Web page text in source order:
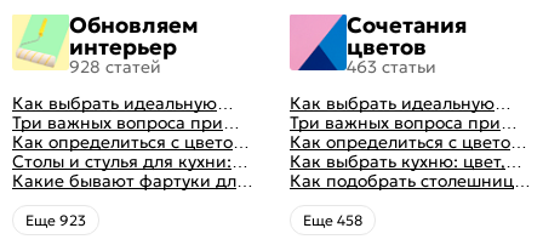
Обновляем
интерьер
928 статей
Как выбрать идеальную
планировку для кухни
Три важных вопроса при
выборе кухни: готовка,
посуда, комфорт
Как определиться с цветом
кухни: светлые, темные,
яркие
Столы и стулья для кухни:
советы по выбору
Какие бывают фартуки для
кухни: как правильно
выбрать
Eще 923
Сочетания
цветов
463 статьи
Как выбрать идеальную
планировку для кухни
Три важных вопроса при
выборе кухни: готовка,
посуда, комфорт
Как определиться с цветом
кухни: светлые, темные,
яркие
Как выбрать кухню: цвет,
планировка, аксессуары
Как подобрать столешницу
для кухни по цвету
Eще 458